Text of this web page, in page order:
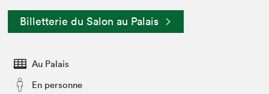
Actualités
SLM PRO
Préparer sa visite
Salon dans la ville et en ligne
Billetterie du Salon au Palais
Au Palais
En personne